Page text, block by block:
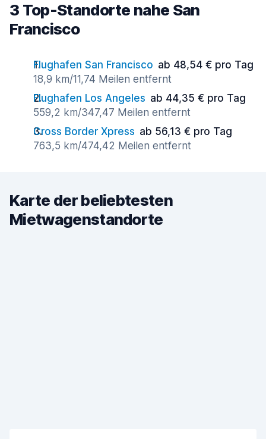
3 Top-Standorte nahe San
Francisco
Flughafen San Francisco ab 48,54 € pro Tag
18,9 km/11,74 Meilen entfernt
Flughafen Los Angeles ab 44,35 € pro Tag
559,2 km/347,47 Meilen entfernt
Cross Border Xpress ab 56,13 € pro Tag
763,5 km/474,42 Meilen entfernt
Karte der beliebtesten
Mietwagenstandorte